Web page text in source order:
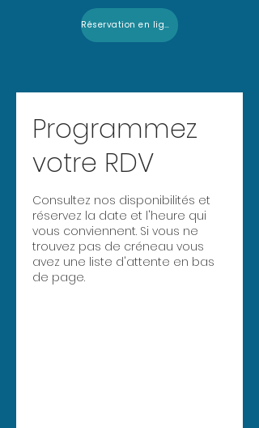
Réservation en ligne
Programmez
votre RDV
Consultez nos disponibilités et
réservez la date et l'heure qui
vous conviennent. Si vous ne
trouvez pas de créneau vous
avez une liste d'attente en bas
de page.